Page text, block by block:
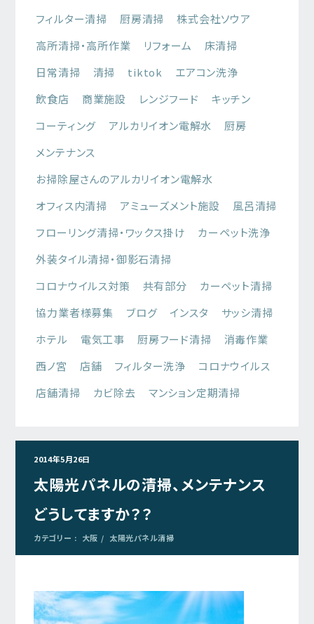
フィルター清掃
厨房清掃
株式会社ソウア
高所清掃・高所作業
リフォーム
床清掃
日常清掃
清掃 tiktok
エアコン洗浄
飲食店
商業施設 レンジフード
キッチン
コーティング
アルカリイオン電解水
厨房
メンテナンス
お掃除屋さんのアルカリイオン電解水
オフィス内清掃
アミューズメント施設
風呂清掃
フローリング清掃・ワックス掛け
カーペット洗浄
外装タイル清掃・御影石清掃
コロナウイルス対策
共有部分
カーペット清掃
協力業者様募集
ブログ インスタ
サッシ清掃
ホテル
電気工事 厨房フード清掃
消毒作業
西ノ宮
店舗 フィルター洗浄
コロナウイルス
店舗清掃
カビ除去 マンション定期清掃
2014年5月26日
太陽光パネルの清掃、メンテナンス
どうしてますか？？
カテゴリー : 大阪 太陽光パネル清掃